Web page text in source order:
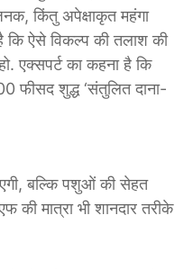
किंतु अपेक्षाकृत महंगा
कि ऐसे विकल्प की तलाश की
एक्सपर्ट का कहना है कि
फीसद शुद्ध ‘संतुलित दाना-
बल्कि पशुओं की सेहत
मात्रा भी शानदार तरीके